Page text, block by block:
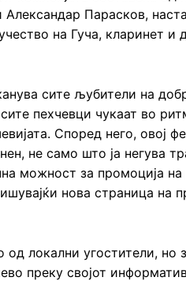
Парасков,
на Гуча, кларинет и
сите љубители на
пехчевци чукаат во
Според него, овој
не само што ја негува
можност за промоција на
нова страница на
локални угостители, но
преку својот